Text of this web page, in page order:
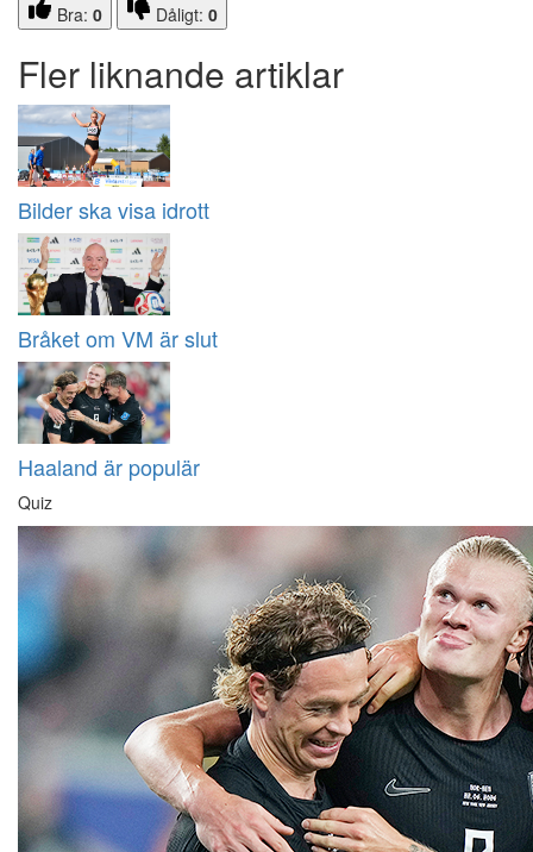
Bra: 0 Dåligt: 0
Fler liknande artiklar
Bilder ska visa idrott
Bråket om VM är slut
Haaland är populär
Quiz